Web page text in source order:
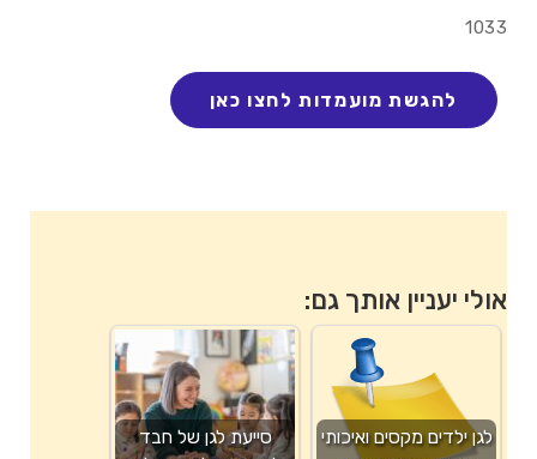
1033
אולי יעניין אותך גם:
לגן ילדים מקסים ואיכותי
סייעת לגן של חבד